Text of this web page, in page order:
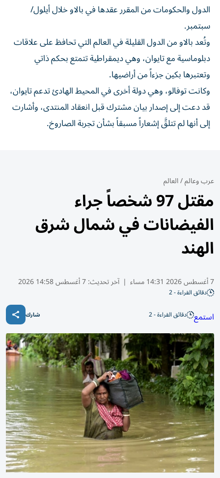
الدول والحكومات من المقرر عقدها في بالاو خلال أيلول/
سبتمبر.
وتُعد بالاو من الدول القليلة في العالم التي تحافظ على علاقات
دبلوماسية مع تايوان، وهي ديمقراطية تتمتع بحكم ذاتي
وتعتبرها بكين جزءاً من أراضيها.
وكانت توفالو، وهي دولة أخرى في المحيط الهادئ تدعم تايوان،
قد دعت إلى إصدار بيان مشترك قبل انعقاد المنتدى، وأشارت
إلى أنها لم تتلقَّ إشعاراً مسبقاً بشأن تجربة الصاروخ.
عرب وعالم/العالم
مقتل 97 شخصاً جراء
الفيضانات في شمال شرق
الهند
7 أغسطس 2026 14:31 مساء | آخر تحديث:7 أغسطس 14:58 2026
دقائق القراءة - 2
استمع دقائق القراءة - 2 شارك